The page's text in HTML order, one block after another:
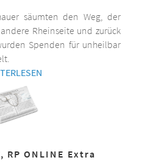
säumten den Weg, der
Rheinseite und zurück
Spenden für unheilbar
RP ONLINE Extra